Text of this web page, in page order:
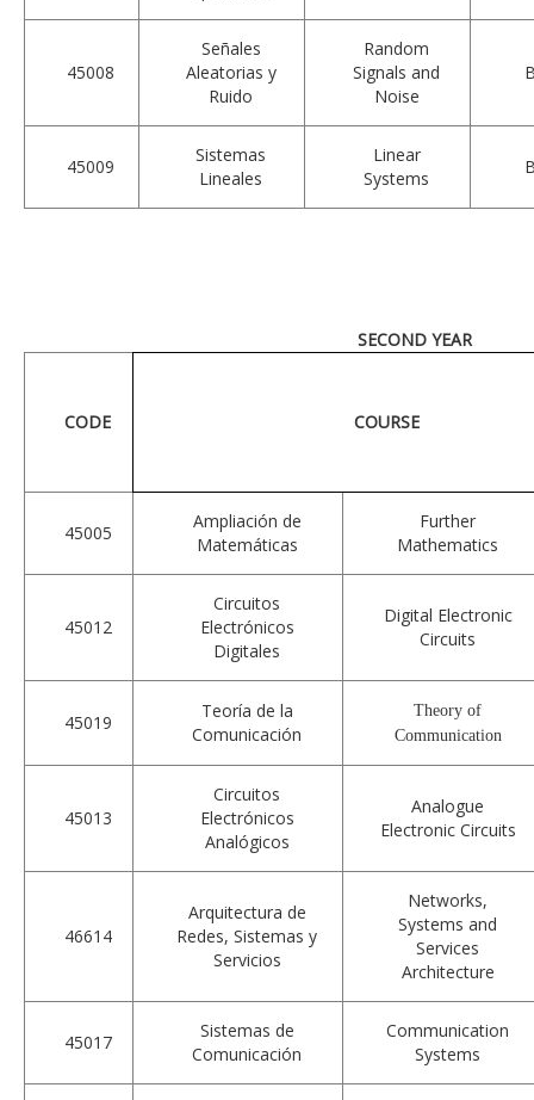
45008
Señales
Aleatorias y
Ruido
Random
Signals and
Noise
45009
Sistemas
Lineales
Linear
Systems
CODE COURSE
45005
Ampliación de
Matemáticas
Further
Mathematics
45012
Circuitos
Electrónicos
Digitales
Digital Electronic
Circuits
45019
Teoría de la
Comunicación
Theory of
Communication
45013
Circuitos
Electrónicos
Analógicos
Analogue
Electronic Circuits
46614
Arquitectura de
Redes, Sistemas y
Servicios
Networks,
Systems and
Services
Architecture
45017
Sistemas de
Comunicación
Communication
Systems
SECOND YEAR